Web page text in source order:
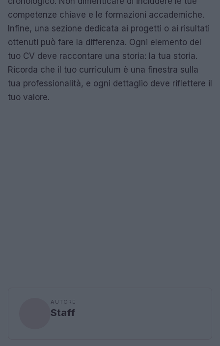
competenze chiave e le formazioni accademiche.
Infine, una sezione dedicata ai progetti o ai risultati
ottenuti può fare la differenza. Ogni elemento del
tuo CV deve raccontare una storia: la tua storia.
Ricorda che il tuo curriculum è una finestra sulla
tua professionalità, e ogni dettaglio deve riflettere il
tuo valore.
AUTORE
Staff